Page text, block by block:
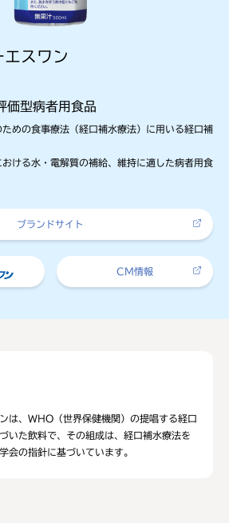
スワン
価型病者用食品
めの食事療法（経口補水療法）に用いる経口補
ける水・電解質の補給、維持に適した病者用食
ブランドサイト
CM情報
は、WHO（世界保健機関）の提唱する経口
いた飲料で、その組成は、経口補水療法を
会の指針に基づいています。